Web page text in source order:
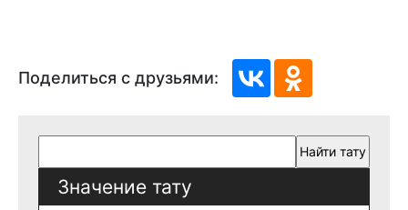
Поделиться с друзьями:
Значение тату